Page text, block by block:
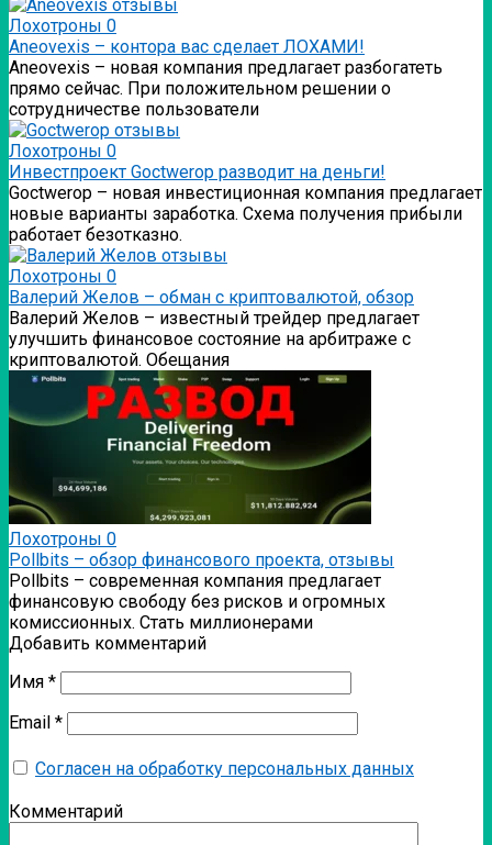
Лохотроны 0
Аneovexis – контора вас сделает ЛОХАМИ!
Аneovexis – новая компания предлагает разбогатеть
прямо сейчас. При положительном решении о
сотрудничестве пользователи
Лохотроны 0
Инвестпроект Goctwerop разводит на деньги!
Goctwerop – новая инвестиционная компания предлагает
новые варианты заработка. Схема получения прибыли
работает безотказно.
Лохотроны 0
Валерий Желов – обман с криптовалютой, обзор
Валерий Желов – известный трейдер предлагает
улучшить финансовое состояние на арбитраже с
криптовалютой. Обещания
Лохотроны 0
Pollbits – обзор финансового проекта, отзывы
Pollbits – современная компания предлагает
финансовую свободу без рисков и огромных
комиссионных. Стать миллионерами
Добавить комментарий
Имя *
Email *
Согласен на обработку персональных данных
Комментарий